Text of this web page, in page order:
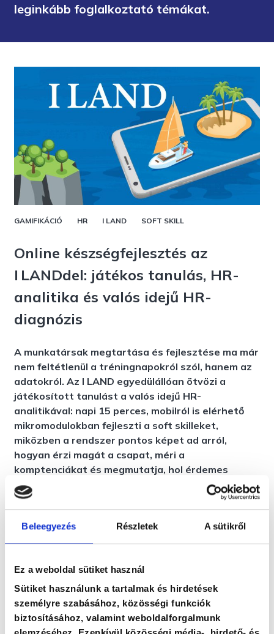
Beleegyezés Részletek A sütikről
Ez a weboldal sütiket használ
Sütiket használunk a tartalmak és hirdetések
személyre szabásához, közösségi funkciók
biztosításához, valamint weboldalforgalmunk
leginkább foglalkoztató témákat.
GAMIFIKÁCIÓ HR I LAND SOFT SKILL
Online készségfejlesztés az
I LANDdel: játékos tanulás, HR-
analitika és valós idejű HR-
diagnózis
A munkatársak megtartása és fejlesztése ma már
nem feltétlenül a tréningnapokról szól, hanem az
adatokról. Az I LAND egyedülállóan ötvözi a
játékosított tanulást a valós idejű HR-
analitikával: napi 15 perces, mobilról is elérhető
mikromodulokban fejleszti a soft skilleket,
miközben a rendszer pontos képet ad arról,
hogyan érzi magát a csapat, méri a
komptenciákat és megmutatja, hol érdemes
fejlesztési erőforrásra fókuszálni.